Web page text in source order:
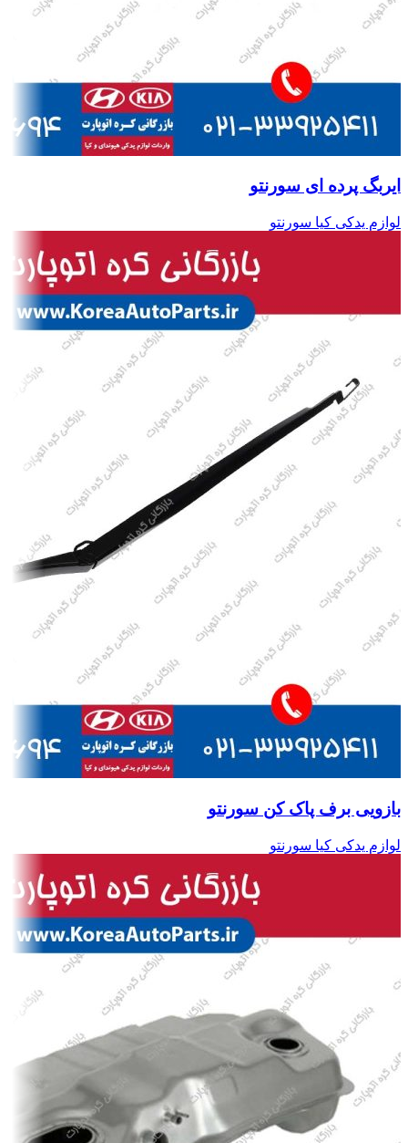
ایربگ پرده ای سورنتو
لوازم یدکی کیا سورنتو
بازویی برف پاک کن سورنتو
لوازم یدکی کیا سورنتو